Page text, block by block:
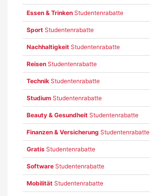
Essen & Trinken Studentenrabatte
Sport Studentenrabatte
Nachhaltigkeit Studentenrabatte
Reisen Studentenrabatte
Technik Studentenrabatte
Studium Studentenrabatte
Beauty & Gesundheit Studentenrabatte
Finanzen & Versicherung Studentenrabatte
Gratis Studentenrabatte
Software Studentenrabatte
Mobilität Studentenrabatte